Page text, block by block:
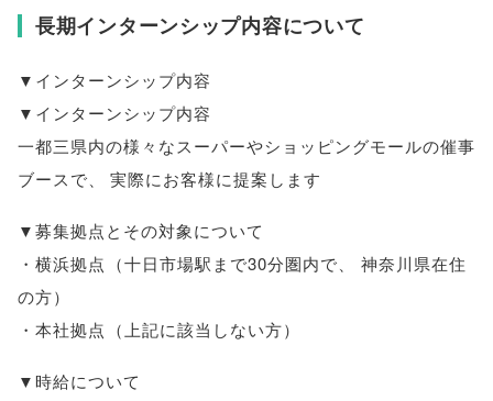
長期インターンシップ内容について
▼インターンシップ内容
▼インターンシップ内容
一都三県内の様々なスーパーやショッピングモールの催事
ブースで、 実際にお客様に提案します
▼募集拠点とその対象について
・横浜拠点 （十日市場駅まで30分圏内で、
神奈川県在住
の方）
・本社拠点 （上記に該当しない方）
▼時給について